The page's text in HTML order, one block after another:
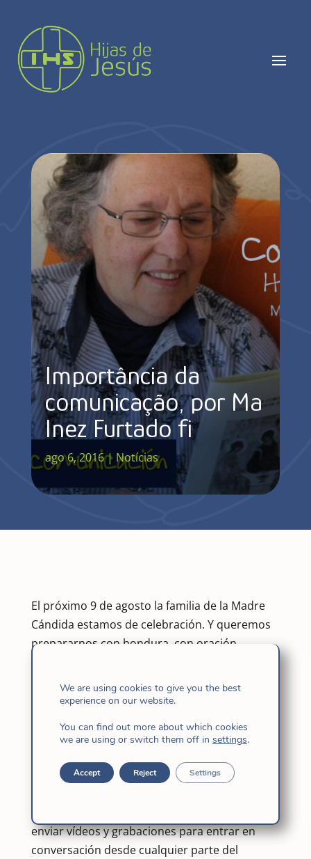
Importância da
comunicação, por Mª
Inez Furtado fi
ago 6, 2016|Notícias
El próximo 9 de agosto la familia de la Madre
Cándida estamos de celebración. Y queremos
prepararnos con hondura, con oración,
palabra a nuestra Superiora General, Maria
Inez Furtado fi, que reflexiona con todas las
Precisamente Pilar de la Puerta fi publicó en
“La comunicación, modo de ser de Dios y de
enviar vídeos y grabaciones para entrar en
conversación desde cualquier parte del
We are using cookies to give you the best
experience on our website.
You can find out more about which cookies
we are using or switch them off in settings.
Accept Reject Settings